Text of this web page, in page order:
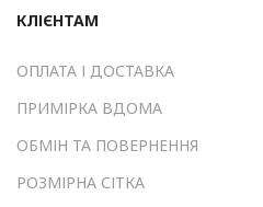
КЛІЄНТАМ
ОПЛАТА І ДОСТАВКА
ПРИМІРКА ВДОМА
ОБМІН ТА ПОВЕРНЕННЯ
РОЗМІРНА СІТКА